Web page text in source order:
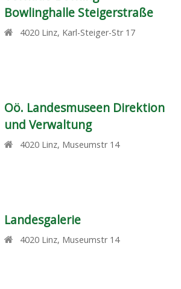
Bowlinghalle Steigerstraße
4020 Linz, Karl-Steiger-Str 17
Oö. Landesmuseen Direktion
und Verwaltung
4020 Linz, Museumstr 14
Landesgalerie
4020 Linz, Museumstr 14